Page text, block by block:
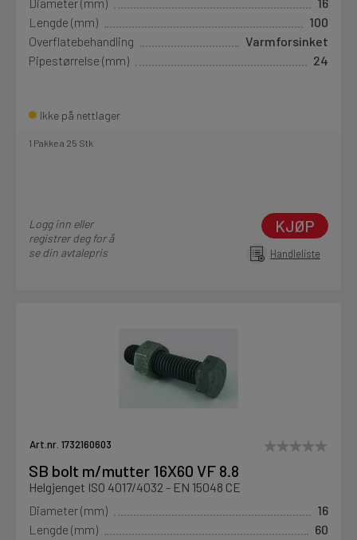
Lengde (mm)
100
Overflatebehandling
Varmforsinket
Pipestørrelse (mm)
24
Ikke på nettlager
1 Pakke a 25 Stk
Logg inn eller
registrer deg for å
se din avtalepris
KJØP
Handleliste
Art.nr. 1732160603
SB bolt m/mutter 16X60 VF 8.8
Helgjenget ISO 4017/4032 - EN 15048 CE
Diameter (mm)
16
Lengde (mm)
60